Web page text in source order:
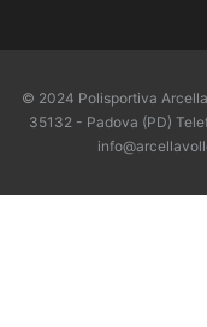
© 2024 Polisportiva
35132 - Padova (PD)